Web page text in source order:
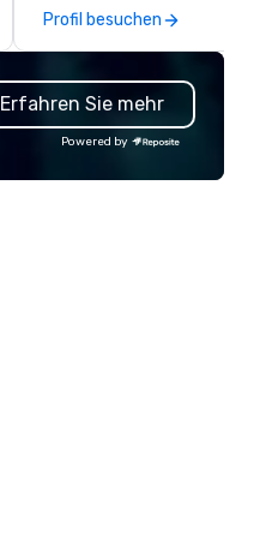
your prints become creative
artworks that are uniquely
own. Big Hugs photo booth is a
multi awarded Photo Booth
company based in Chicago,
York, LA, Texas and Manila
specializes in making your
Profil besuchen
Erfahren Sie mehr
Powered by